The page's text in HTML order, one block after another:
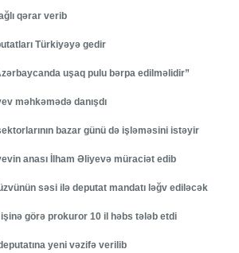
qərar verib
Türkiyəyə gedir
uşaq pulu bərpa edilməlidir”
məhkəmədə danışdı
bazar günü də işləməsini istəyir
anası İlham Əliyevə müraciət edib
səsi ilə deputat mandatı ləğv ediləcək
görə prokuror 10 il həbs tələb etdi
yeni vəzifə verilib